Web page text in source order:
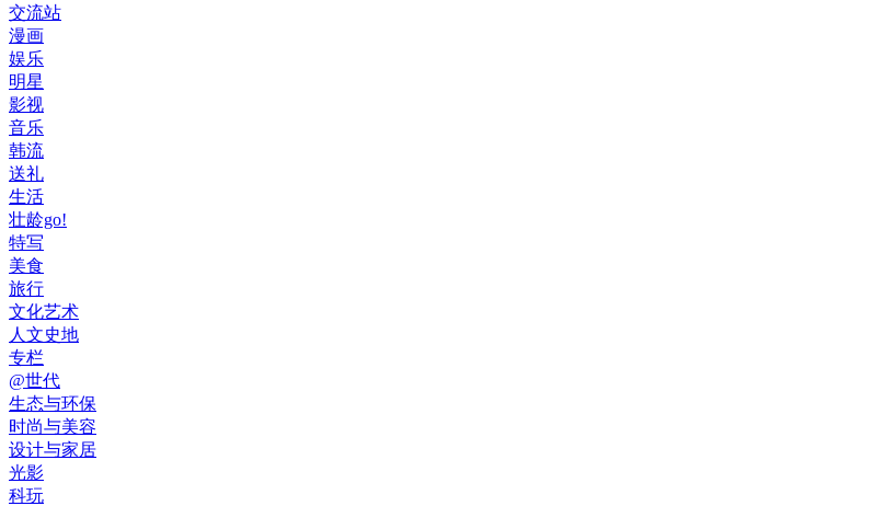
交流站
漫画
娱乐
明星
影视
音乐
韩流
送礼
生活
壮龄go!
特写
美食
旅行
文化艺术
人文史地
专栏
@世代
生态与环保
时尚与美容
设计与家居
光影
科玩